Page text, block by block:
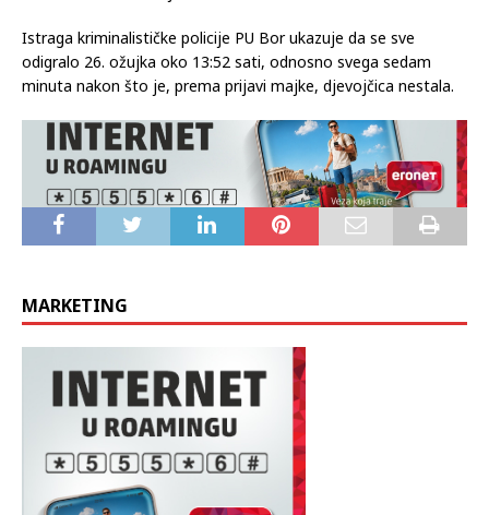
S.J. se na teret stavlja da je time počinio teško kazneno djelo
protiv sigurnosti javnog prometa, a D. D. pomoć učinitelju
nakon počinjenog kaznenog djela. Obojici je nakon uhićenja
određeno zadržavanje do 48 sati.
Istraga kriminalističke policije PU Bor ukazuje da se sve
odigralo 26. ožujka oko 13:52 sati, odnosno svega sedam
minuta nakon što je, prema prijavi majke, djevojčica nestala.
MARKETING